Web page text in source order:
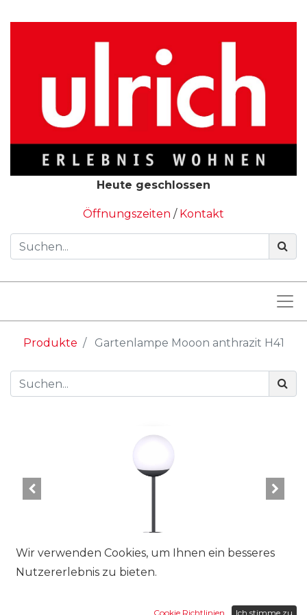
Heute geschlossen
Öffnungszeiten / Kontakt
Produkte Gartenlampe Mooon anthrazit H41
Wir verwenden Cookies, um Ihnen ein besseres
Nutzererlebnis zu bieten.
Cookie Richtlinien Ich stimme zu